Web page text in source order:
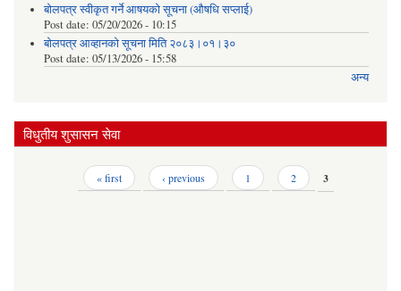
बोलपत्र स्वीकृत गर्ने आषयको सूचना (औषधि सप्लाई)
Post date: 05/20/2026 - 10:15
बोलपत्र आव्हानको सूचना मिति २०८३।०१।३०
Post date: 05/13/2026 - 15:58
अन्य
विधुतीय शुसासन सेवा
« first ‹ previous 1 2 3